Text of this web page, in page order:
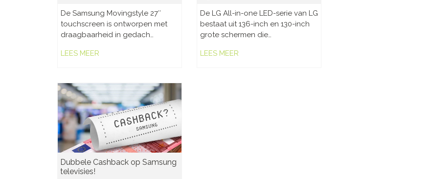
De Samsung Movingstyle 27″
touchscreen is ontworpen met
draagbaarheid in gedach…
LEES MEER
De LG All-in-one LED-serie van LG
bestaat uit 136-inch en 130-inch
grote schermen die…
LEES MEER
Dubbele Cashback op Samsung
televisies!